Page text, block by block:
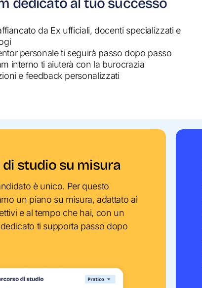
dedicato al tuo successo
da Ex ufficiali, docenti specializzati e
personale ti seguirà passo dopo passo
interno ti aiuterà con la burocrazia
e feedback personalizzati
di studio su misura
è unico. Per questo
un piano su misura, adattato ai
e al tempo che hai, con un
ti supporta passo dopo